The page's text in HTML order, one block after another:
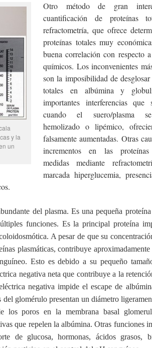
y la
un
Otro método de gran
cuantificación de proteínas
refractometría, que ofrece
proteínas totales muy
buena correlación con respecto
químicos. Los inconvenientes
son la imposibilidad de
totales en albúmina y
importantes interferencias que
cuando el suero/plasma
hemolizado o lipémico,
falsamente aumentadas. Otras
incrementos en las proteínas
medidas mediante
marcada hiperglucemia,
del plasma. Es una pequeña
funciones. Es la principal proteína
A pesar de que su
plasmáticas, contribuye
Esto es debido a su pequeño
negativa neta que contribuye a la
negativa impide el escape de
glomérulo presentan un diámetro
los poros en la membrana basal
que repelen la albúmina. Otras funciones
de glucosa, hormonas, ácidos grasos,